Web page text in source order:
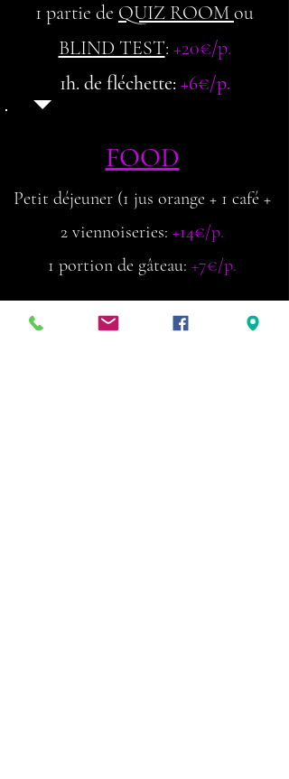
1 partie de QUIZ ROOMou
BLIND TEST: +20€/p.
1h. de fléchette:+6€/p.
FOOD
Petit déjeuner (1 jus orange + 1 café +
2 viennoiseries: +14€/p.
1 portion de gâteau: +7€/p.